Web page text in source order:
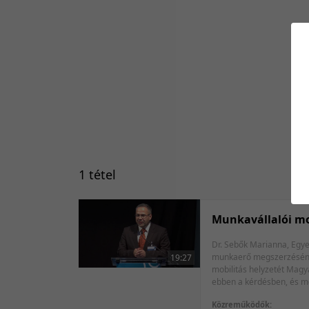
1 tétel
19:27
Munkavállalói
Dr. Sebők Marianna, Egyetemi adjunktus,
munkaerő
mobilitás helyzetét
Közreműködők: